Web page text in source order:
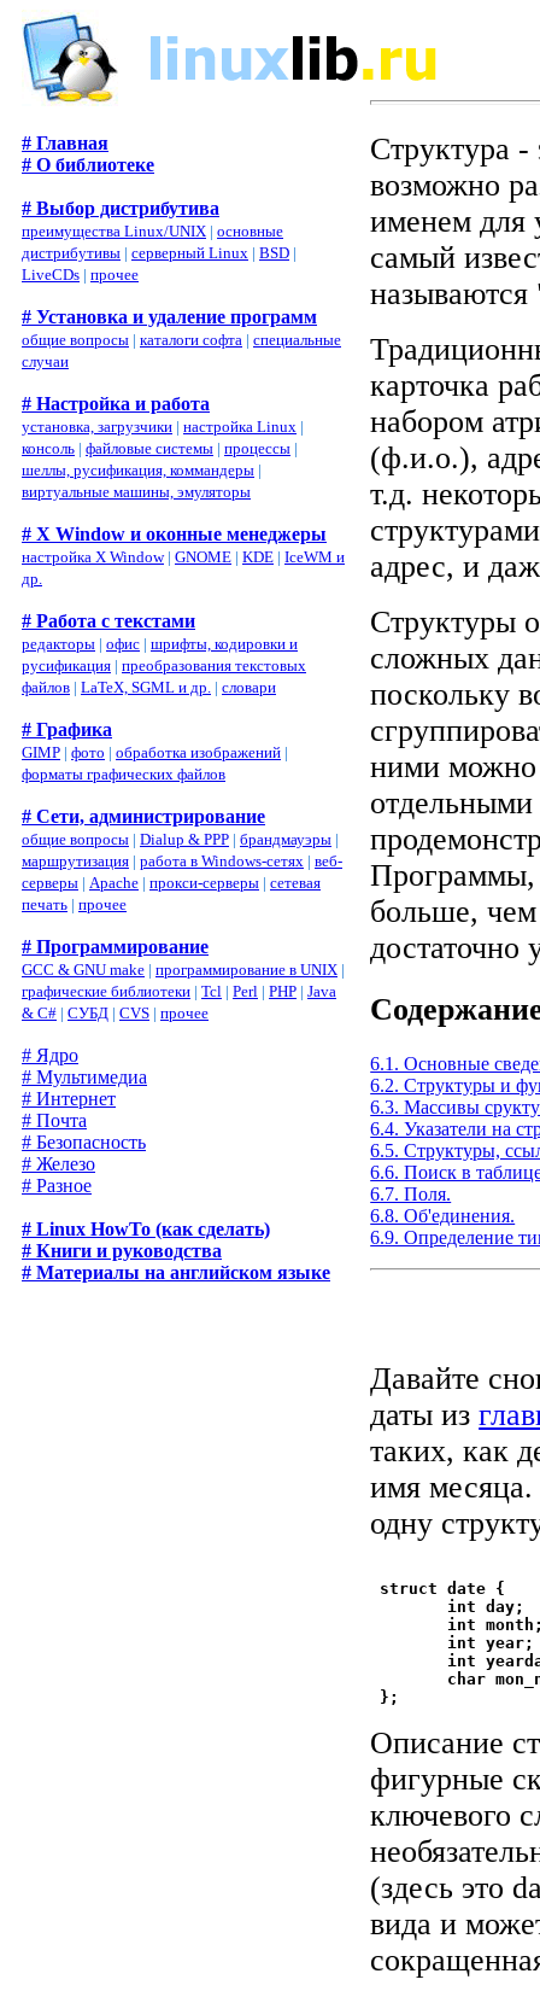
# Главная
# О библиотеке
# Выбор дистрибутива
преимущества Linux/UNIX | основные
дистрибутивы | серверный Linux | BSD |
LiveCDs | прочее
# Установка и удаление программ
общие вопросы | каталоги софта | специальные
случаи
# Настройка и работа
установка, загрузчики | настройка Linux |
консоль | файловые системы | процессы |
шеллы, русификация, коммандеры |
виртуальные машины, эмуляторы
# X Window и оконные менеджеры
настройка X Window| GNOME | KDE | IceWM и
др.
# Работа с текстами
редакторы | офис | шрифты, кодировки и
русификация | преобразования текстовых
файлов | LaTeX, SGML и др. | словари
# Графика
GIMP | фото | обработка изображений |
форматы графических файлов
# Сети, администрирование
общие вопросы | Dialup & PPP | брандмауэры |
маршрутизация | работа в Windows-сетях | веб-
серверы | Apache | прокси-серверы | сетевая
печать | прочее
# Программирование
GCC & GNU make | программирование в UNIX |
графические библиотеки | Tcl | Perl | PHP | Java
& C# | СУБД | CVS | прочее
# Ядро
# Мультимедиа
# Интернет
# Почта
# Безопасность
# Железо
# Разное
# Linux HowTo (как сделать)
# Книги и руководства
# Материалы на английском языке
Структура
возможно
именем для
самый
карточка
набором
(ф.и.о.),
т.д.
адрес, и
Структуры
сложных
поскольку
ними можно
отдельными
Программы,
больше,
достаточно
6.1. Основные
6.2. Структуры и
6.3. Массивы
6.4. Указатели на
6.5. Структуры,
6.6. Поиск в
6.7. Поля.
6.8. Об'единения.
6.9. Определение
Давайте
даты из
таких, как
имя
одну
struct date {
        int day;
int
        int year;
int
char
Описание
фигурные
ключевого
(здесь это
вида и